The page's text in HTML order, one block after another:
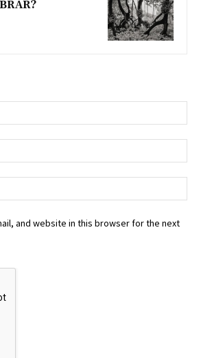
and website in this browser for the next